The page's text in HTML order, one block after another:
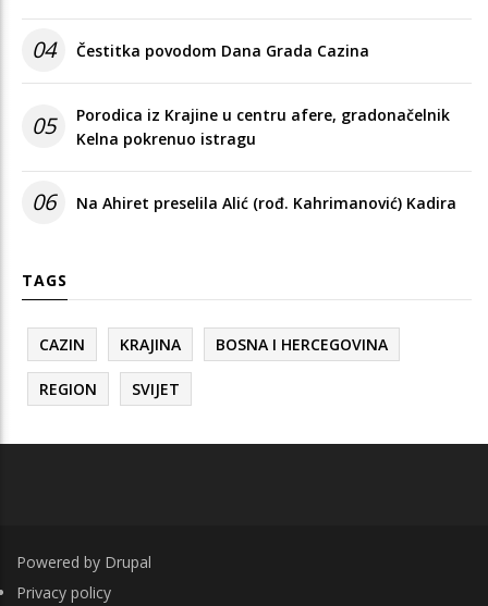
04 Čestitka povodom Dana Grada Cazina
05
Porodica iz Krajine u centru afere, gradonačelnik
Kelna pokrenuo istragu
06 Na Ahiret preselila Alić (rođ. Kahrimanović) Kadira
TAGS
CAZIN KRAJINA BOSNA I HERCEGOVINA
REGION SVIJET
Powered by Drupal
FOOTER
Privacy policy